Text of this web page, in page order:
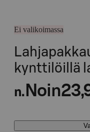
Ei valikoimassa
kynttilöillä
n. Noin